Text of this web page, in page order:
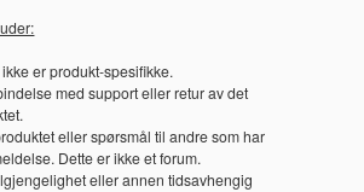
er produkt-spesifikke.
med support eller retur av det
eller spørsmål til andre som har
Dette er ikke et forum.
eller annen tidsavhengig